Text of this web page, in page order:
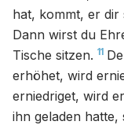
hat, kommt, er dir
Dann wirst du
Tische sitzen. 11
erhöhet, wird
erniedriget, wird
ihn geladen